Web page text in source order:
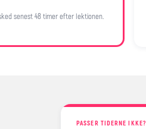
senest 48 timer efter lektionen.
PASSER TIDERNE IKKE?